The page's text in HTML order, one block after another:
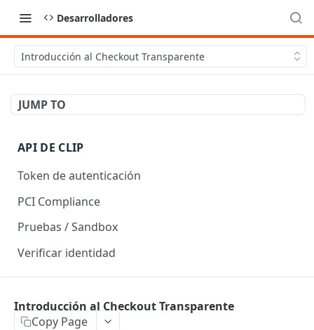
Desarrolladores
Introducción al Checkout Transparente
JUMP TO
API DE CLIP
Token de autenticación
PCI Compliance
Pruebas / Sandbox
Verificar identidad
Introducción a Checkout Redireccionado
Introducción al Checkout Transparente
Copy Page